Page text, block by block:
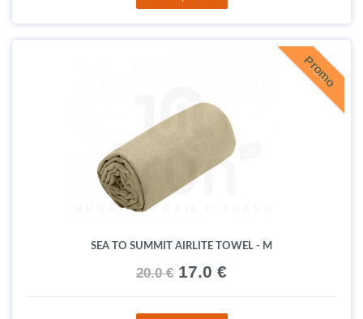
Promo
SEA TO SUMMIT AIRLITE TOWEL - M
20.0 € 17.0 €